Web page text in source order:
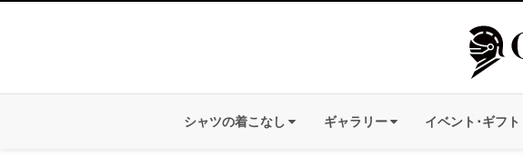
シャツの着こなし ギャラリー イベント･ギフト